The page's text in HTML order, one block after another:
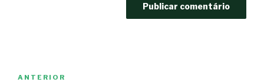
Conteúdo
ANTERIOR